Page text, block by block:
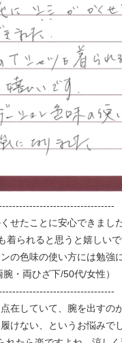
せたことに安心できまし
着られると思うと嬉しいで
の色味の使い方には勉強
腕・両ひざ下/50代/女性）
在していて、腕を出すの
けない、というお悩みで